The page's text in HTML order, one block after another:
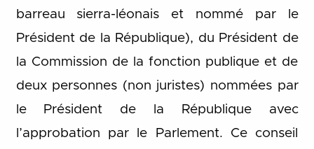
barreau sierra-léonais et nommé par le
Président de la République), du Président de
la Commission de la fonction publique et de
deux personnes (non juristes) nommées par
le Président de la République avec
l’approbation par le Parlement. Ce conseil